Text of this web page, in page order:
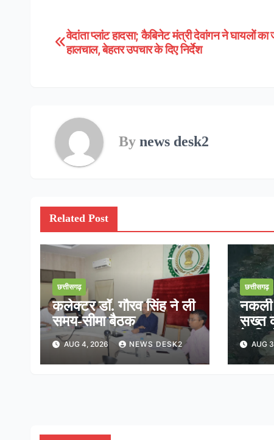
Post
वेदांता प्लांट हादसा; कैबिनेट मंत्री देवांगन ने घायलों का
हालचाल, बेहतर उपचार के दिए निर्देश
By news desk2
Related Post
छत्तीसगढ़
कलेक्टर डॉ. गौरव सिंह ने ली
समय-सीमा बैठक
AUG 4, 2026 NEWS DESK2
छत्तीसगढ़
नकली
सख्त
केAUG